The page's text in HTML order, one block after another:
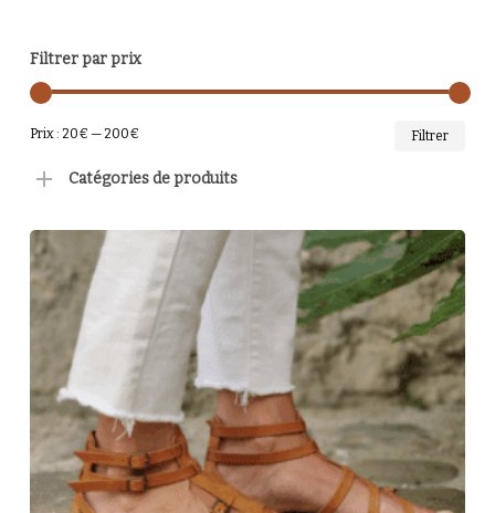
Filtrer par prix
Filtrer
Prix : 20€ —200€
Catégories de produits